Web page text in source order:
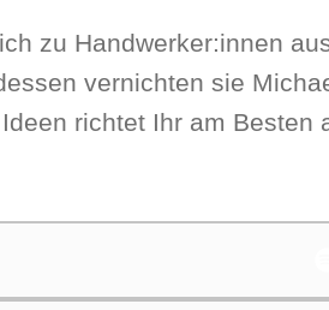
zu Handwerker:innen
ver­nich­ten sie
rich­tet Ihr am